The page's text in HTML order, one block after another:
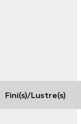
Fini(s)/Lustre(s)